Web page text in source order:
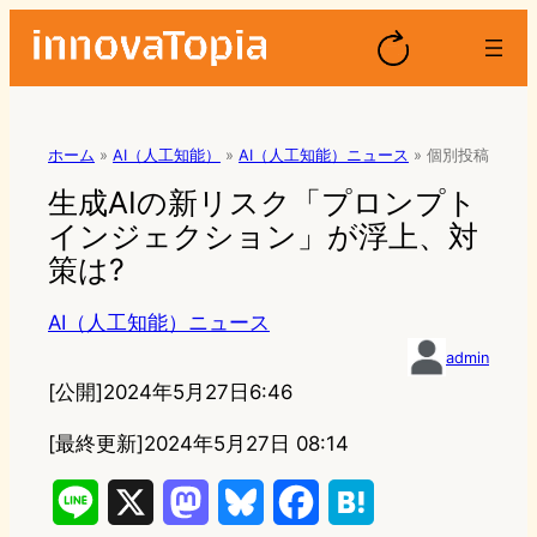
ホーム » AI（人工知能） » AI（人工知能）ニュース » 個別投稿
生成AIの新リスク「プロンプト
インジェクション」が浮上、対
策は?
AI（人工知能）ニュース
admin
[公開]2024年5月27日6:46
[最終更新]2024年5月27日 08:14